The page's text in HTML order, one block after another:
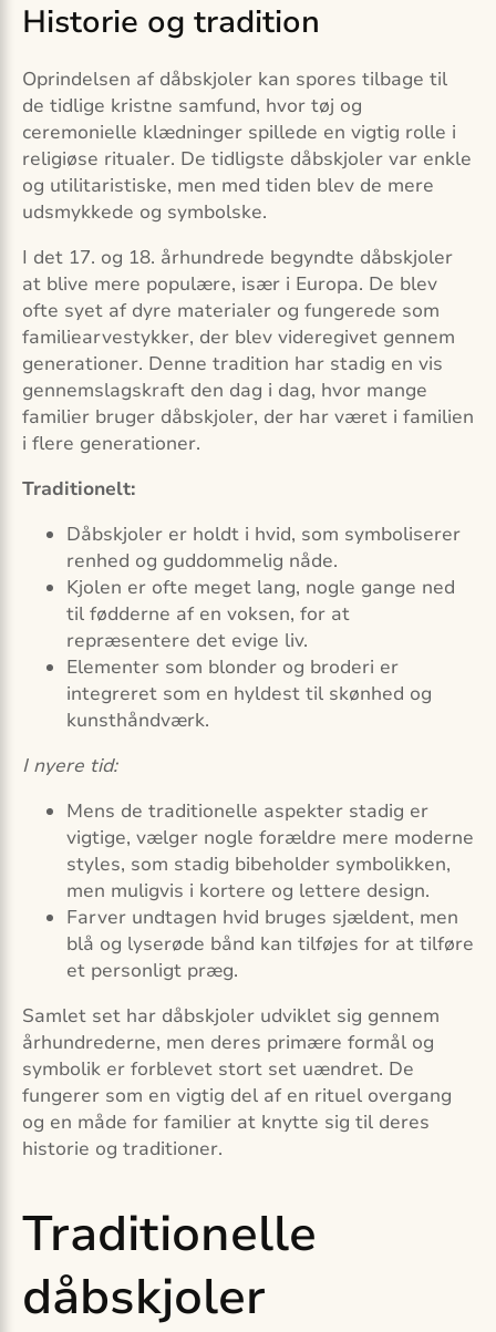
Historie og tradition
Oprindelsen af dåbskjoler kan spores tilbage til
de tidlige kristne samfund, hvor tøj og
ceremonielle klædninger spillede en vigtig rolle i
religiøse ritualer. De tidligste dåbskjoler var enkle
og utilitaristiske, men med tiden blev de mere
udsmykkede og symbolske.
I det 17. og 18. århundrede begyndte dåbskjoler
at blive mere populære, især i Europa. De blev
ofte syet af dyre materialer og fungerede som
familiearvestykker, der blev videregivet gennem
generationer. Denne tradition har stadig en vis
gennemslagskraft den dag i dag, hvor mange
familier bruger dåbskjoler, der har været i familien
i flere generationer.
Traditionelt:
Dåbskjoler er holdt i hvid, som symboliserer
renhed og guddommelig nåde.
Kjolen er ofte meget lang, nogle gange ned
til fødderne af en voksen, for at
repræsentere det evige liv.
Elementer som blonder og broderi er
integreret som en hyldest til skønhed og
kunsthåndværk.
I nyere tid:
Mens de traditionelle aspekter stadig er
vigtige, vælger nogle forældre mere moderne
styles, som stadig bibeholder symbolikken,
men muligvis i kortere og lettere design.
Farver undtagen hvid bruges sjældent, men
blå og lyserøde bånd kan tilføjes for at tilføre
et personligt præg.
Samlet set har dåbskjoler udviklet sig gennem
århundrederne, men deres primære formål og
symbolik er forblevet stort set uændret. De
fungerer som en vigtig del af en rituel overgang
og en måde for familier at knytte sig til deres
historie og traditioner.
Traditionelle
dåbskjoler